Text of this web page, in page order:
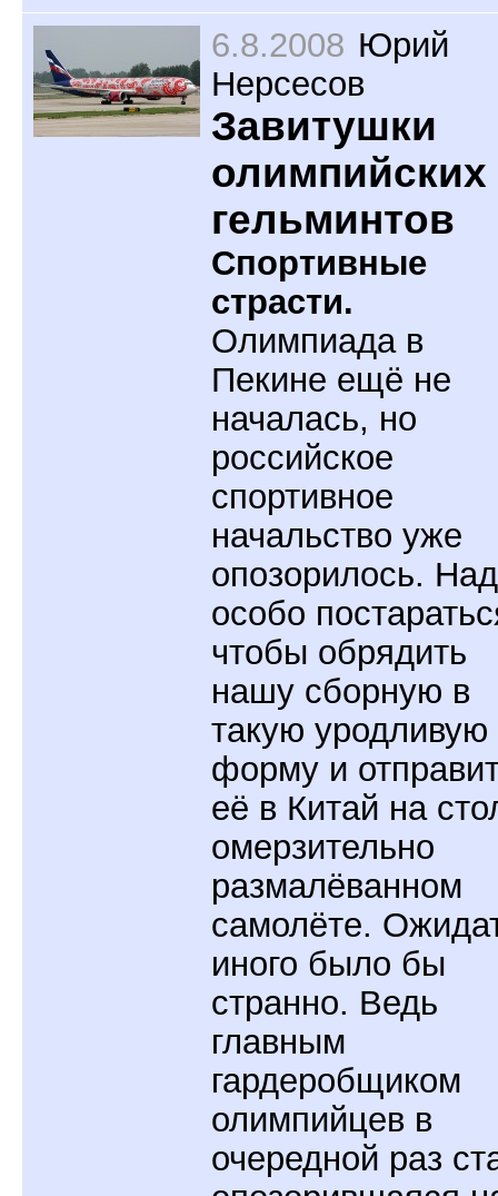
6.8.2008 Юрий
Нерсесов
Завитушки
олимпийских
гельминтов
Спортивные
страсти.
Олимпиада в
Пекине ещё не
началась, но
российское
спортивное
начальство уже
опозорилось.
особо
чтобы обрядить
нашу сборную в
такую уродливую
форму и
её в Китай на
омерзительно
размалёванном
самолёте.
иного было бы
странно. Ведь
главным
гардеробщиком
олимпийцев в
очередной раз